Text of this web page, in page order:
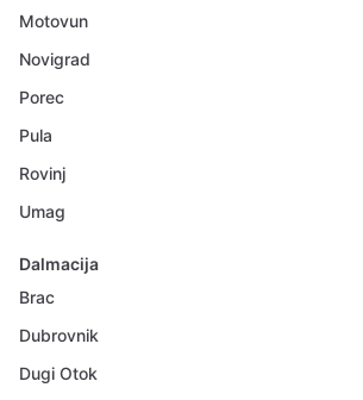
Motovun
Novigrad
Porec
Pula
Rovinj
Umag
Dalmacija
Brac
Dubrovnik
Dugi Otok